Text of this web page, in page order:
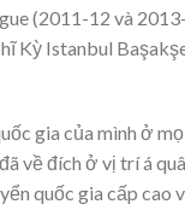
(2011-12 và
Kỳ Istanbul
gia của mình ở
về đích ở vị trí á
quốc gia cấp